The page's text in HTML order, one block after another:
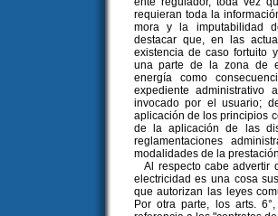
requieran toda la
mora y la imputabilidad
destacar que, en las
existencia de caso fortuito
una parte de la zona de
energía como
expediente
invocado por el usuario;
aplicación de los principios
de la aplicación de las
reglamentaciones
modalidades de la
Al respecto cabe advertir
electricidad es una cosa
que autorizan las leyes
Por otra parte, los arts.